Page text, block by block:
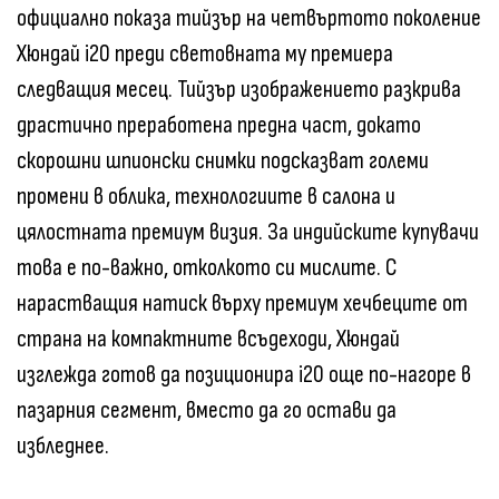
официално показа тийзър на четвъртото поколение
Хюндай i20 преди световната му премиера
следващия месец. Тийзър изображението разкрива
драстично преработена предна част, докато
скорошни шпионски снимки подсказват големи
промени в облика, технологиите в салона и
цялостната премиум визия. За индийските купувачи
това е по-важно, отколкото си мислите. С
нарастващия натиск върху премиум хечбеците от
страна на компактните всъдеходи, Хюндай
изглежда готов да позиционира i20 още по-нагоре в
пазарния сегмент, вместо да го остави да
избледнее.